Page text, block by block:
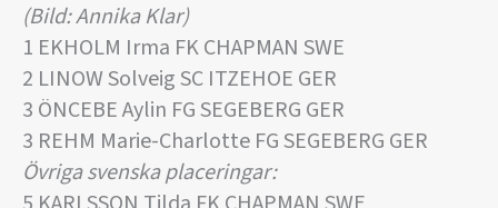
(Bild: Annika Klar)
1 EKHOLM Irma FK CHAPMAN SWE
2 LINOW Solveig SC ITZEHOE GER
3 ÖNCEBE Aylin FG SEGEBERG GER
3 REHM Marie-Charlotte FG SEGEBERG GER
Övriga svenska placeringar: